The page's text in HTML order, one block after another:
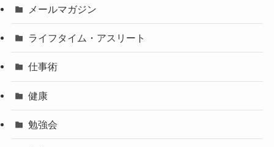
メールマガジン
ライフタイム・アスリート
仕事術
健康
勉強会